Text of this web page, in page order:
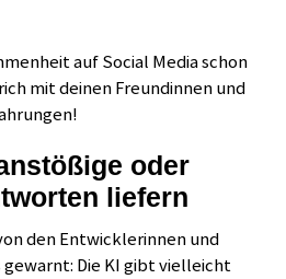
auf Social Media schon
mit deinen Freundinnen und
oder
liefern
den Entwicklerinnen und
Die KI gibt vielleicht